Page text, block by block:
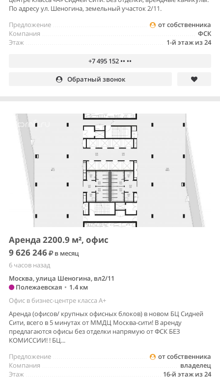
По адресу ул. Шеногина, земельный участок 2/11.
от собственника
Предложение
ФСК
Компания
1-й этаж из 24
Этаж
+7 495 152 •• ••
Обратный звонок
Аренда 2200.9 м², офис
9 626 246
в месяц
6 часов назад
Москва, улица Шеногина, вл2/11
Полежаевская • 1.4 км
Офис в бизнес-центре класса A+
Аренда (офисов/ крупных офисных блоков) в новом БЦ Сидней
Сити, всего в 5 минутах от ММДЦ Москва-сити! В аренду
предлагаются офисы без отделки напрямую от ФСК БЕЗ
КОМИССИИ! ! БЦ...
от собственника
Предложение
владелец
Компания
16-й этаж из 24
Этаж